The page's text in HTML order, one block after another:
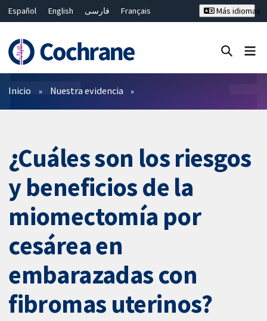
Español English فارسی
Français
Bahasa Malaysia
ไทย 繁體中文
Más idiomas
Filtros
Inicio Nuestra evidencia
¿Cuáles son los riesgos
y beneficios de la
miomectomía por
cesárea en
embarazadas con
fibromas uterinos?